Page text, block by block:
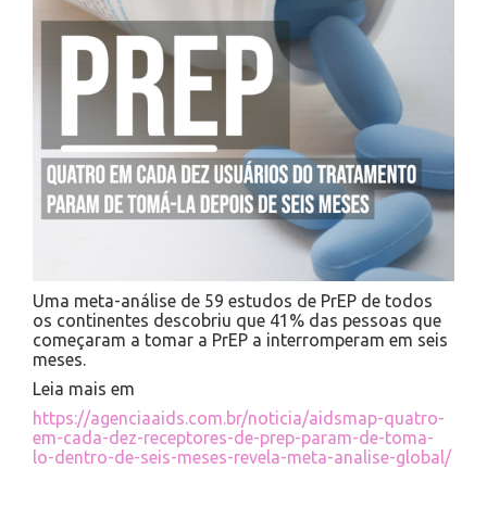
Uma meta-análise de 59 estudos de PrEP de todos
os continentes descobriu que 41% das pessoas que
começaram a tomar a PrEP a interromperam em seis
meses.
Leia mais em
https://agenciaaids.com.br/noticia/aidsmap-quatro-
em-cada-dez-receptores-de-prep-param-de-toma-
lo-dentro-de-seis-meses-revela-meta-analise-global/